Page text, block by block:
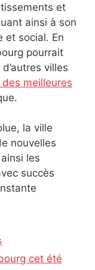
et
ainsi à son
et social. En
pourrait
villes
des meilleures
la ville
nouvelles
les
succès
cet été